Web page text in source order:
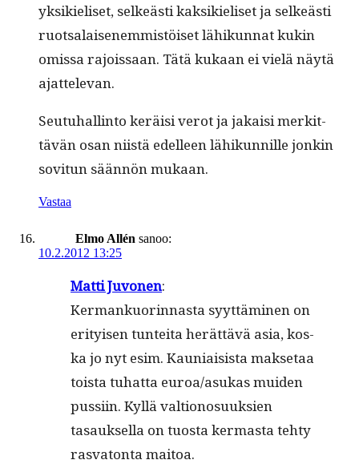
yksikieliset, selkeästi kak­sikieliset ja selkeästi
ruot­salaisen­em­mistöiset lähikun­nat kukin
omis­sa rajois­saan. Tätä kukaan ei vielä näytä
ajattelevan.
Seu­tuhallinto keräisi verot ja jakaisi merkit­
tävän osan niistä edelleen lähikun­nille jonkin
sovi­tun sään­nön mukaan.
Vastaa
Elmo Allén sanoo:
10.2.2012 13:25
Mat­ti Juvo­nen:
Ker­mankuorin­nas­ta syyt­tämi­nen on
eri­tyisen tun­tei­ta herät­tävä asia, kos­
ka jo nyt esim. Kau­ni­ai­sista mak­se­taa
toista tuhat­ta euroa/asukas muiden
pus­si­in. Kyl­lä val­tiono­suuk­sien
tasauk­sel­la on tuos­ta ker­mas­ta tehty
ras­va­ton­ta maitoa.